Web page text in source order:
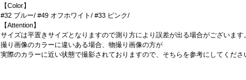
【Color】
#32 ブルー/ #49 オフホワイト/ #33 ピンク/
【Attention】
サイズは平置きサイズとなりますので測り方により誤差が出る場合がございま
撮り画像のカラーに違いある場合、物撮り画像の方が
実際のカラーに近い状態で撮影されておりますので、そちらを参考にしてくださ